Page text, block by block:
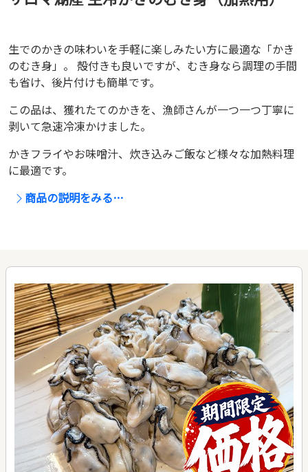
生でのかきの味わいを手軽に楽しみたい方に最適な「かき
のむき身」。 殻付きも良いですが、むき身なら調理の手間
も省け、後片付けも簡単です。
この品は、獲れたてのかきを、漁師さんが一つ一つ丁寧に
剥いて急速冷凍かけました。
かきフライやお味噌汁、炊き込みご飯など様々な加熱料理
に最適です。
商品の説明をみる…